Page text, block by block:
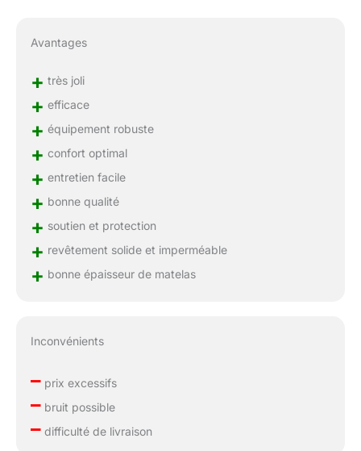
Avantages
+ très joli
+ efficace
+ équipement robuste
+ confort optimal
+ entretien facile
+ bonne qualité
+ soutien et protection
+ revêtement solide et imperméable
+ bonne épaisseur de matelas
Inconvénients
–prix excessifs
–bruit possible
–difficulté de livraison